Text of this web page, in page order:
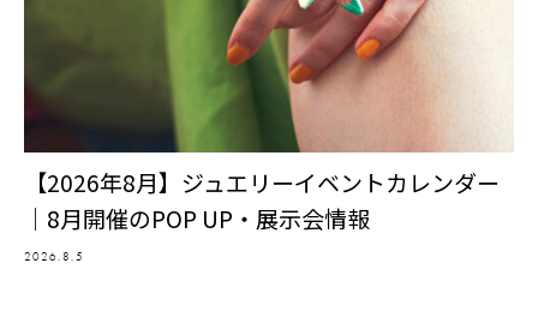
【2026年8月】ジュエリーイベントカレンダー
｜8月開催のPOP UP・展示会情報
2026.8.5